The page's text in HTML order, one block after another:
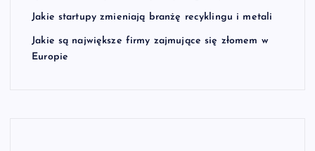
Jakie startupy zmieniają branżę recyklingu i metali
Jakie są największe firmy zajmujące się złomem w
Europie